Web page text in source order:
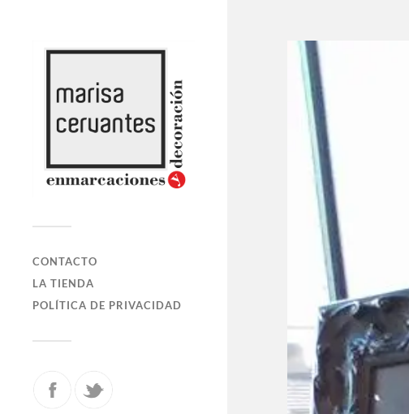
CONTACTO
LA TIENDA
POLÍTICA DE PRIVACIDAD